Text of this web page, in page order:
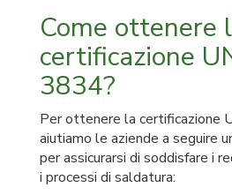
Come ottenere
certificazione
3834?
Per ottenere la certificazione
aiutiamo le aziende a seguire
per assicurarsi di soddisfare i
i processi di saldatura: